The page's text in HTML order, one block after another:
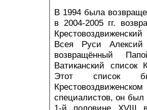
В 1994 была
в 2004-2005 гг.
Всея Руси
возвращённый
Ватиканский список
Этот список
специалистов, он